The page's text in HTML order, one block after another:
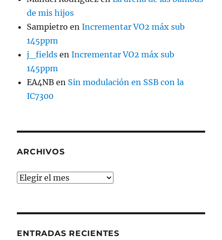
de mis hijos
Sampietro enIncrementar VO2 máx sub
145ppm
j_fields enIncrementar VO2 máx sub
145ppm
EA4NB en Sin modulación en SSB con la
IC7300
ARCHIVOS
Archivos
ENTRADAS RECIENTES